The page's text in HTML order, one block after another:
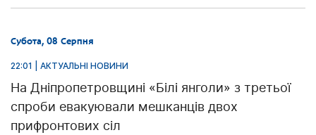
Субота, 08 Серпня
22:01 | АКТУАЛЬНІ НОВИНИ
На Дніпропетровщині «Білі янголи» з третьої
спроби евакуювали мешканців двох
прифронтових сіл